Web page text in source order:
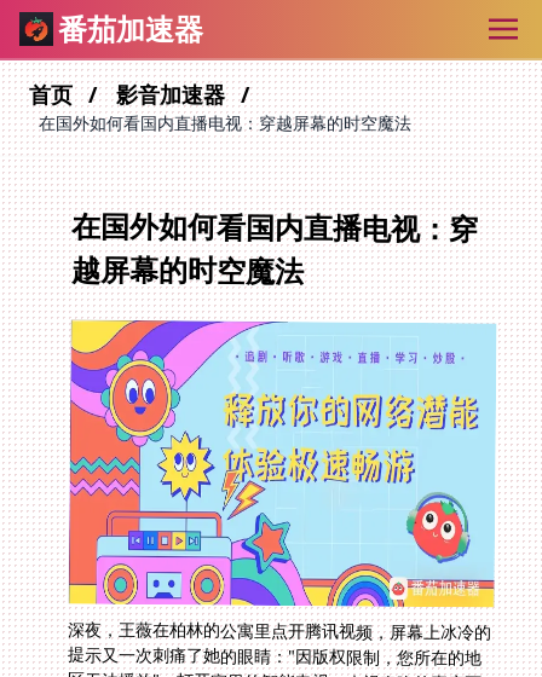
番茄加速器
首页 影音加速器
在国外如何看国内直播电视：穿越屏幕的时空魔法
在国外如何看国内直播电视：穿
越屏幕的时空魔法
深夜，王薇在柏林的公寓里点开腾讯视频，屏幕上冰冷的
提示又一次刺痛了她的眼睛："因版权限制，您所在的地
区无法播放"。打开家里的智能电视，央视春晚的喜庆画
面仿佛来自另一个平行世界。在国外如何看国内直播电
视？这个困扰着千万留学生、海外工作者和华人的难题，
核心在于网络与地理的割裂——版权限制筑起高墙，物理
距离拖垮网速。这不是简单的技术问题，而是跨越时空的
文化渴望。幸运的是，科技正悄然抹平这条鸿沟，优质内